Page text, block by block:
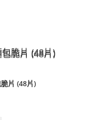
片 (48片)